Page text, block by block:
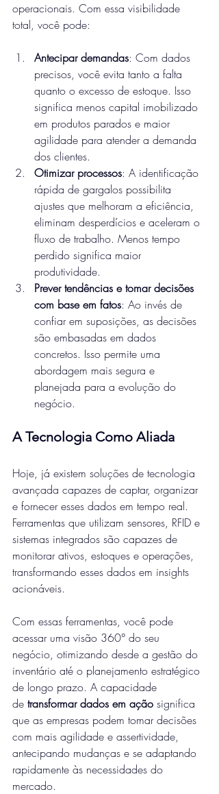
operacionais. Com essa visibilidade
total, você pode:
Antecipar demandas: Com dados
precisos, você evita tanto a falta
quanto o excesso de estoque. Isso
significa menos capital imobilizado
em produtos parados e maior
agilidade para atender a demanda
dos clientes.
Otimizar processos: A identificação
rápida de gargalos possibilita
ajustes que melhoram a eficiência,
eliminam desperdícios e aceleram o
fluxo de trabalho. Menos tempo
perdido significa maior
produtividade.
Prever tendências e tomar decisões
com base em fatos: Ao invés de
confiar em suposições, as decisões
são embasadas em dados
concretos. Isso permite uma
abordagem mais segura e
planejada para a evolução do
negócio.
A Tecnologia Como Aliada
Hoje, já existem soluções de tecnologia
avançada capazes de captar, organizar
e fornecer esses dados em tempo real.
Ferramentas que utilizam sensores, RFID e
sistemas integrados são capazes de
monitorar ativos, estoques e operações,
transformando esses dados em insights
acionáveis.
Com essas ferramentas, você pode
acessar uma visão 360° do seu
negócio, otimizando desde a gestão do
inventário até o planejamento estratégico
de longo prazo. A capacidade
de transformar dados em ação significa
que as empresas podem tomar decisões
com mais agilidade e assertividade,
antecipando mudanças e se adaptando
rapidamente às necessidades do
mercado.